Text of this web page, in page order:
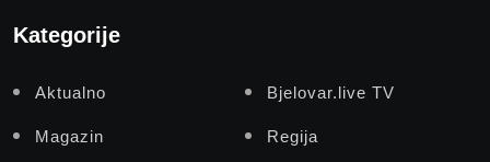
Kategorije
Aktualno Bjelovar.live TV
Magazin Regija